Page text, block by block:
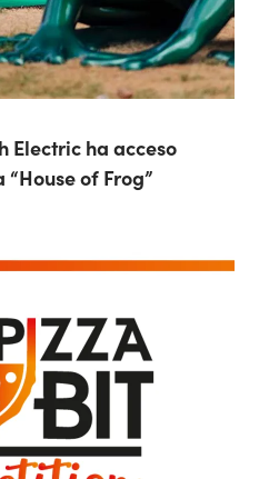
Electric ha acceso
of Frog”